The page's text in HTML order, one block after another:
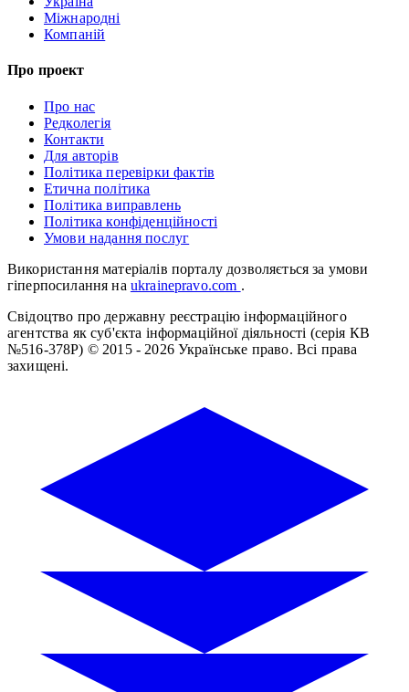
Міжнародні
Компаній
Про проект
Про нас
Редколегія
Контакти
Для авторів
Політика перевірки фактів
Етична політика
Політика виправлень
Політика конфіденційності
Умови надання послуг
Використання матеріалів порталу дозволяється за умови
гіперпосилання на ukrainepravo.com .
Свідоцтво про державну реєстрацію інформаційного
агентства як суб'єкта інформаційної діяльності (серія КВ
№516-378Р) © 2015 - 2026 Українське право. Всі права
захищені.